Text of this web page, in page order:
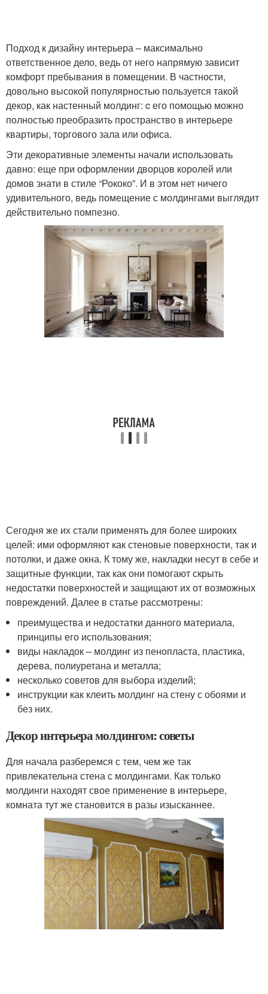
Подход к дизайну интерьера – максимально
ответственное дело, ведь от него напрямую зависит
комфорт пребывания в помещении. В частности,
довольно высокой популярностью пользуется такой
декор, как настенный молдинг: c его помощью можно
полностью преобразить пространство в интерьере
квартиры, торгового зала или офиса.
Эти декоративные элементы начали использовать
давно: еще при оформлении дворцов королей или
домов знати в стиле “Рококо”. И в этом нет ничего
удивительного, ведь помещение с молдингами выглядит
действительно помпезно.
Сегодня же их стали применять для более широких
целей: ими оформляют как стеновые поверхности, так и
потолки, и даже окна. К тому же, накладки несут в себе и
защитные функции, так как они помогают скрыть
недостатки поверхностей и защищают их от возможных
повреждений. Далее в статье рассмотрены:
преимущества и недостатки данного материала,
принципы его использования;
виды накладок – молдинг из пенопласта, пластика,
дерева, полиуретана и металла;
несколько советов для выбора изделий;
инструкции как клеить молдинг на стену с обоями и
без них.
Декор интерьера молдингом: советы
Для начала разберемся с тем, чем же так
привлекательна стена с молдингами. Как только
молдинги находят свое применение в интерьере,
комната тут же становится в разы изысканнее.